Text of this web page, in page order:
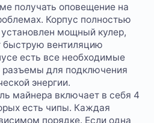
получать оповещение на
Корпус полностью
мощный кулер,
быструю вентиляцию
есть все необходимые
разъемы для подключения
энергии.
майнера включает в себя 4
есть чипы. Каждая
порядке. Если одна